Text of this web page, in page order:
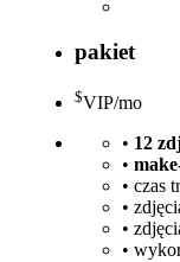
pakiet
$VIP/mo
• 12
•
• czas
•
•
•